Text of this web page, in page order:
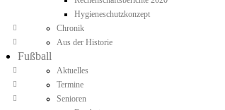
Hygieneschutzkonzept
Chronik
Aus der Historie
Fußball
Aktuelles
Termine
Senioren